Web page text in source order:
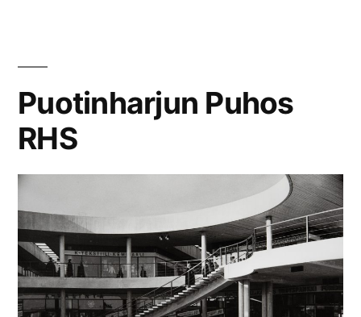
Puotinharjun Puhos
RHS